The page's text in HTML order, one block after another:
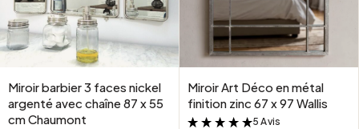
Miroir barbier 3 faces nickel
argenté avec chaîne 87 x 55
cm Chaumont
Miroir Art Déco en métal
finition zinc 67 x 97 Wallis
&
5 Avis